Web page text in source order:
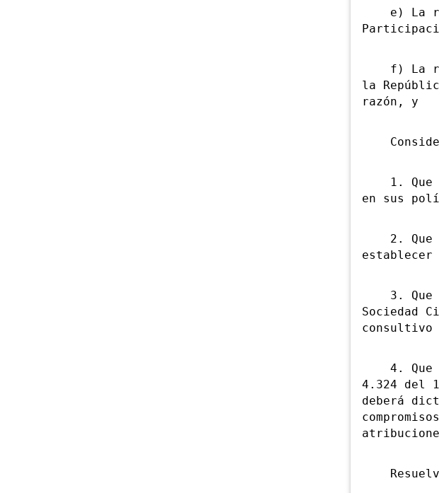
e) La
f) La
la
razón, y
1. Que el
en sus
2. Que
establecer
3. Que
Sociedad
consultivo
4. Que
4.324 del
deberá